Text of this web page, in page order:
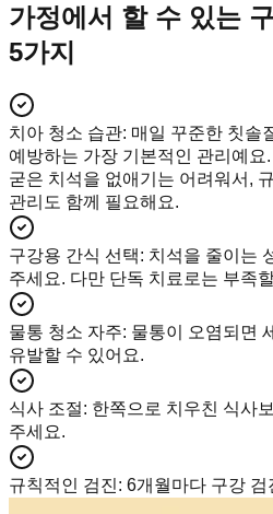
가정에서 할 수 있는
5가지
치아 청소 습관: 매일 꾸준한 칫솔
예방하는 가장 기본적인 관리예요
굳은 치석을 없애기는 어려워서,
관리도 함께 필요해요.
구강용 간식 선택: 치석을 줄이는
주세요. 다만 단독 치료로는 부족
물통 청소 자주: 물통이 오염되면
유발할 수 있어요.
식사 조절: 한쪽으로 치우친 식사
주세요.
규칙적인 검진: 6개월마다 구강 검